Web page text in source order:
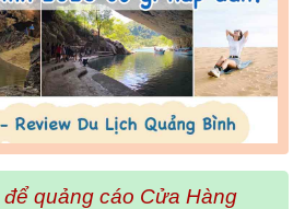
để quảng cáo Cửa Hàng